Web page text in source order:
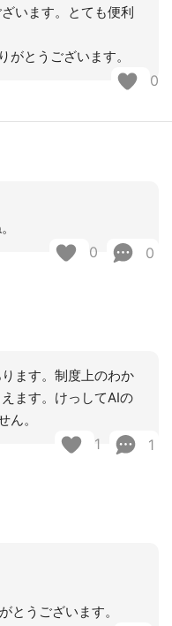
います。とても便利
がとうございます。
0
0 0
ます。制度上のわか
ます。けっしてAIの
ん。
1 1
とうございます。